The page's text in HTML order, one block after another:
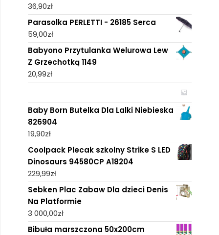
36,90zł
Parasolka PERLETTI - 26185 Serca
59,00zł
Babyono Przytulanka Welurowa Lew
Z Grzechotką 1149
20,99zł
Baby Born Butelka Dla Lalki Niebieska
826904
19,90zł
Coolpack Plecak szkolny Strike S LED
Dinosaurs 94580CP A18204
229,99zł
Sebken Plac Zabaw Dla dzieci Denis
Na Platformie
3 000,00zł
Bibuła marszczona 50x200cm